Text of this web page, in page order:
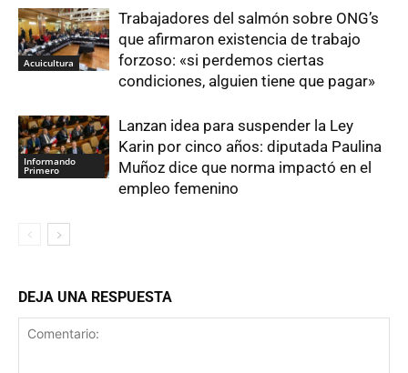
Acuicultura
Trabajadores del salmón sobre ONG’s
que afirmaron existencia de trabajo
forzoso: «si perdemos ciertas
condiciones, alguien tiene que pagar»
Informando
Primero
Lanzan idea para suspender la Ley
Karin por cinco años: diputada Paulina
Muñoz dice que norma impactó en el
empleo femenino
DEJA UNA RESPUESTA